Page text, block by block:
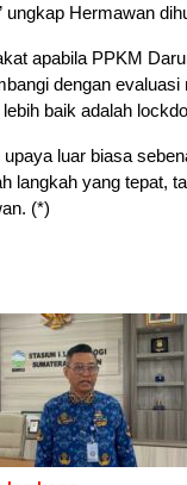
ungkap Hermawan
apabila PPKM
dengan
baik adalah
upaya luar biasa
langkah yang tepat,
(*)